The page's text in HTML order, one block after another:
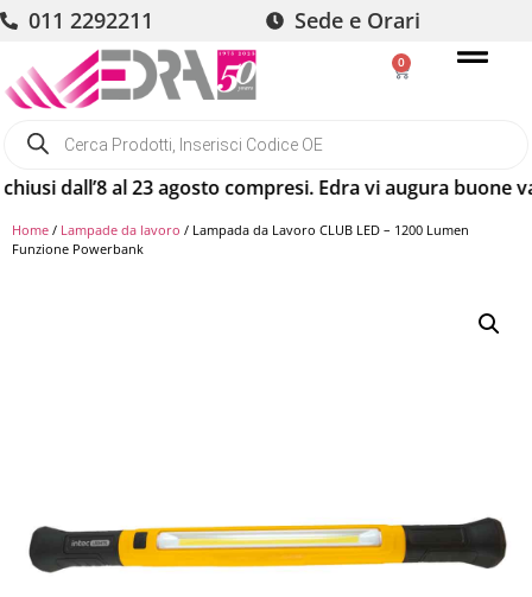
011 2292211 Sede e Orari
0
dall’8 al 23 agosto compresi. Edra vi augura buone
Home / Lampade da lavoro / Lampada da Lavoro CLUB LED – 1200 Lumen
Funzione Powerbank